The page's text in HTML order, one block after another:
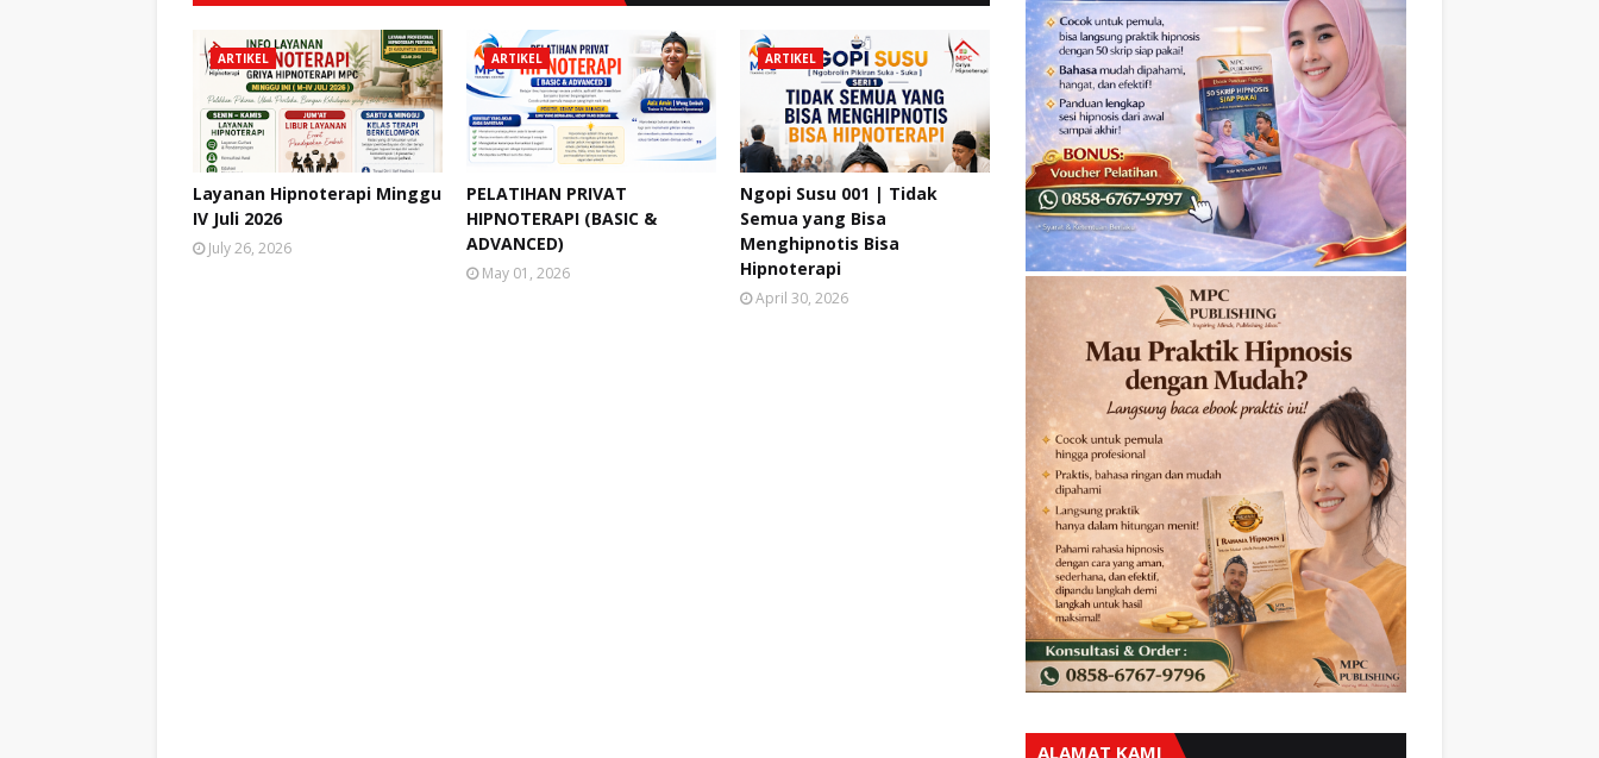
ARTIKEL
Layanan Hipnoterapi Minggu
IV Juli 2026
July 26, 2026
ARTIKEL
PELATIHAN PRIVAT
HIPNOTERAPI (BASIC &
ADVANCED)
May 01, 2026
ARTIKEL
Ngopi Susu 001 | Tidak
Semua yang Bisa
Menghipnotis Bisa
Hipnoterapi
April 30, 2026
ALAMAT KAMI